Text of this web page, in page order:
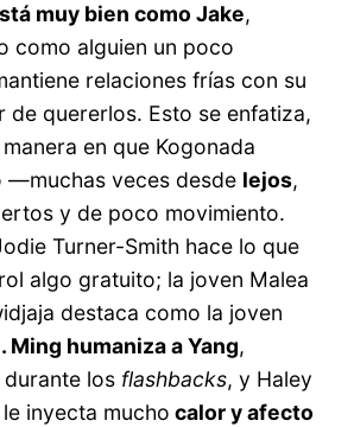
muy bien como Jake,
como alguien un poco
relaciones frías con su
de quererlos. Esto se enfatiza,
en que Kogonada
—muchas veces desde lejos,
y de poco movimiento.
Turner-Smith hace lo que
algo gratuito; la joven Malea
destaca como la joven
Ming humaniza a Yang,
los flashbacks, y Haley
inyecta mucho calor y afecto